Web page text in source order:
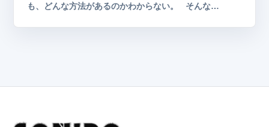
も、どんな方法があるのかわからない。 そんな…